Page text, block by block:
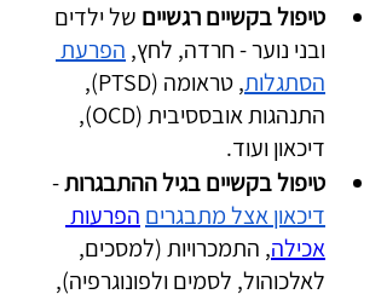
טיפול בקשיים רגשיים של ילדים
ובני נוער - חרדה, לחץ, הפרעת
הסתגלות
, טראומה (PTSD),
התנהגות אובססיבית (OCD),
דיכאון ועוד.
טיפול בקשיים בגיל ההתבגרות -
דיכאון אצל מתבגרים הפרעות
אכילה, התמכרויות (למסכים,
לאלכוהול, לסמים ולפונוגרפיה),